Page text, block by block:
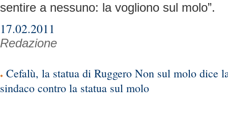
sentire a nessuno: la vogliono sul molo”.
17.02.2011
Redazione
Cefalù, la statua di Ruggero Non sul molo dice
sindaco contro la statua sul molo